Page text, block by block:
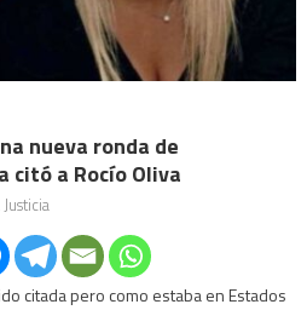
nueva ronda de
citó a Rocío Oliva
citada pero como estaba en Estados